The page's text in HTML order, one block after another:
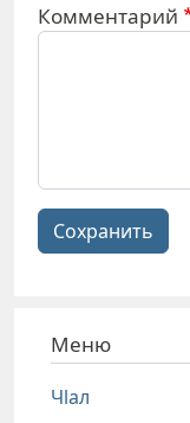
Комментарий
Сохранить
Меню
Чlал